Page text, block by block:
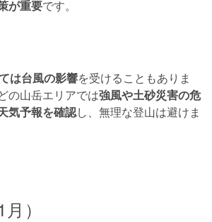
が重要です。
は台風の影響を受けることもありま
の山岳エリアでは強風や土砂災害の危
気予報を確認し、無理な登山は避けま
）